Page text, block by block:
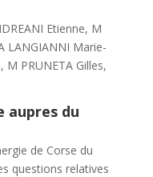
Etienne, M
LANGIANNI Marie-
M PRUNETA Gilles,
aupres du
de Corse du
questions relatives